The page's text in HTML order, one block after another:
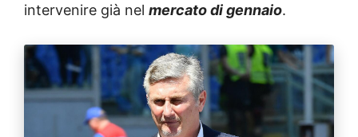
intervenire già nel mercato di gennaio.